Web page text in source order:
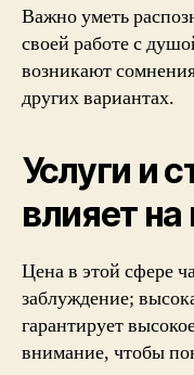
Важно уметь
своей работе с
возникают
других вариантах.
Услуги и
влияет на
Цена в этой сфере
заблуждение;
гарантирует
внимание, чтобы